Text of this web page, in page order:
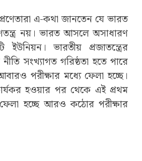
এ-কথা জানতেন যে ভারত
নয়। ভারত আসলে অসাধারণ
ইউনিয়ন। ভারতীয় প্রজাতন্ত্রের
সংখ্যাগত গরিষ্ঠতা হতে পারে
পরীক্ষার মধ্যে ফেলা হচ্ছে।
হওয়ার পর থেকে এই প্রথম
ফেলা হচ্ছে আরও কঠোর পরীক্ষার